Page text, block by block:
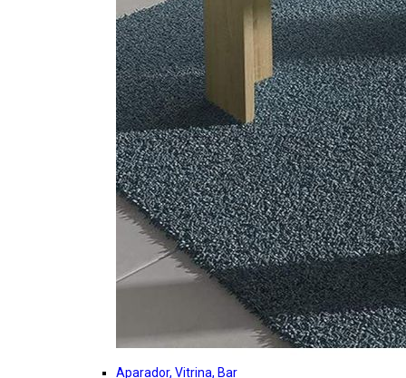
Aparador, Vitrina, Bar